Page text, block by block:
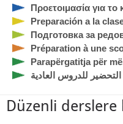
Προετοιμασία για το
Preparación a la
Подготовка за
Préparation à une
Parapërgatitja për
التحضير للدروس العادية
Düzenli derslere